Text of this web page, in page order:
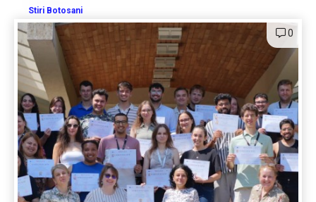
Stiri Botosani
0